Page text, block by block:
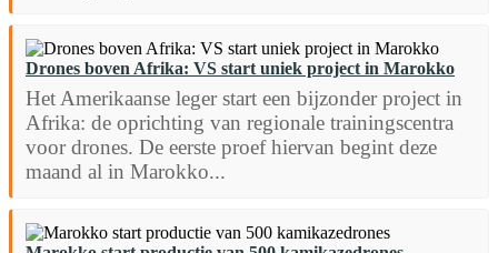
Drones boven Afrika: VS start uniek project in Marokko
Het Amerikaanse leger start een bijzonder project in
Afrika: de oprichting van regionale trainingscentra
voor drones. De eerste proef hiervan begint deze
maand al in Marokko...